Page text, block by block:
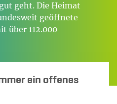
geht. Die Heimat
geöffnete
über 112.000
ein offenes